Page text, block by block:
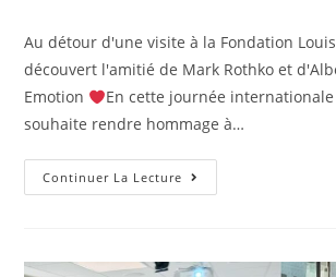
Au détour d'une visite à la Fondation
découvert l'amitié de Mark Rothko et
Emotion
En cette journée
souhaite rendre hommage à…
Continuer La Lecture